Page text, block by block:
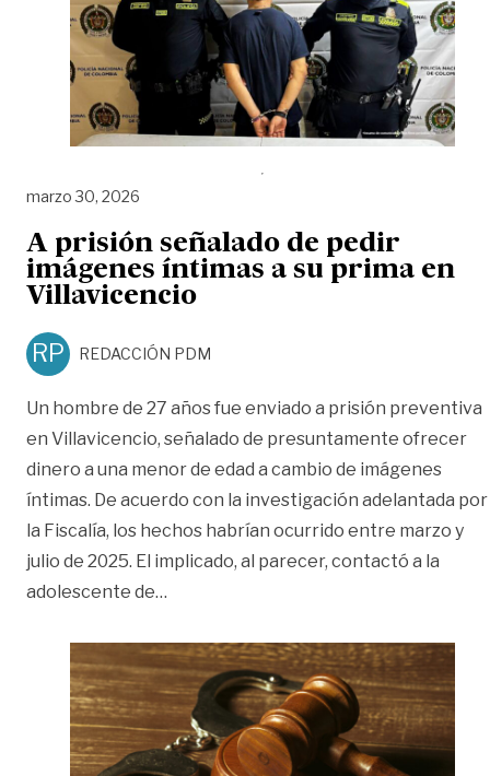
marzo 30, 2026
A prisión señalado de pedir
imágenes íntimas a su prima en
Villavicencio
RP REDACCIÓN PDM
Un hombre de 27 años fue enviado a prisión preventiva
en Villavicencio, señalado de presuntamente ofrecer
dinero a una menor de edad a cambio de imágenes
íntimas. De acuerdo con la investigación adelantada por
la Fiscalía, los hechos habrían ocurrido entre marzo y
julio de 2025. El implicado, al parecer, contactó a la
adolescente de…